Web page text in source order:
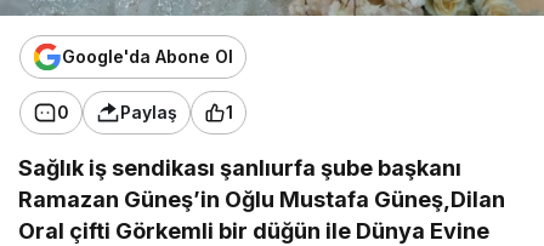
Google'da Abone Ol
0 Paylaş 1
Sağlık iş sendikası şanlıurfa şube başkanı
Ramazan Güneş’in Oğlu Mustafa Güneş,Dilan
Oral çifti Görkemli bir düğün ile Dünya Evine